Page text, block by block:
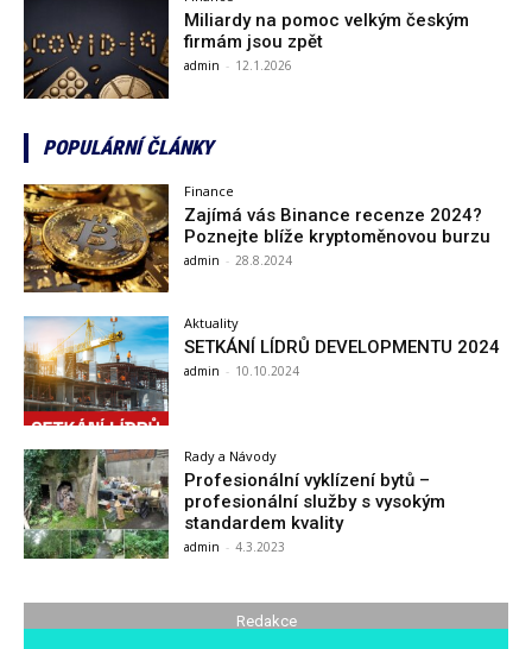
Miliardy na pomoc velkým českým
firmám jsou zpět
admin - 12.1.2026
POPULÁRNÍ ČLÁNKY
Finance
Zajímá vás Binance recenze 2024?
Poznejte blíže kryptoměnovou burzu
admin - 28.8.2024
Aktuality
SETKÁNÍ LÍDRŮ DEVELOPMENTU 2024
admin - 10.10.2024
Rady a Návody
Profesionální vyklízení bytů –
profesionální služby s vysokým
standardem kvality
admin - 4.3.2023
Redakce